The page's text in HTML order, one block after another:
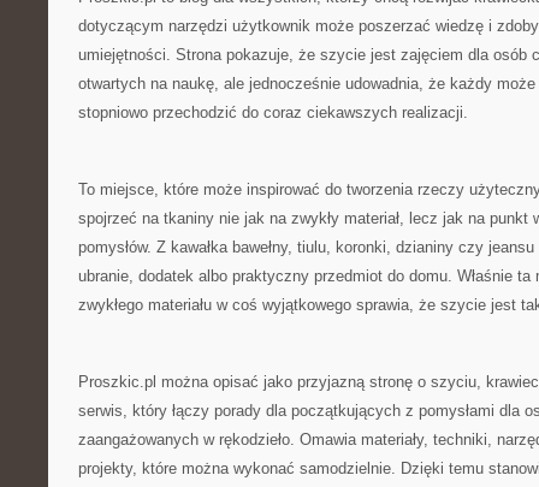
dotyczącym narzędzi użytkownik może poszerzać wiedzę i
umiejętności. Strona pokazuje, że szycie jest zajęciem dla osób
otwartych na naukę, ale jednocześnie udowadnia, że każdy
stopniowo przechodzić do coraz ciekawszych realizacji.
To miejsce, które może inspirować do tworzenia rzeczy
spojrzeć na tkaniny nie jak na zwykły materiał, lecz jak na punkt
pomysłów. Z kawałka bawełny, tiulu, koronki, dzianiny czy
ubranie, dodatek albo praktyczny przedmiot do domu. Właśnie
zwykłego materiału w coś wyjątkowego sprawia, że szycie jest
Proszkic.pl można opisać jako przyjazną stronę o szyciu,
serwis, który łączy porady dla początkujących z pomysłami dla
zaangażowanych w rękodzieło. Omawia materiały, techniki,
projekty, które można wykonać samodzielnie. Dzięki temu